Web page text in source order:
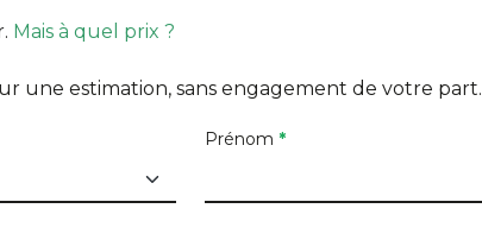
Mais à quel prix ?
une estimation, sans engagement de votre part.
Prénom *